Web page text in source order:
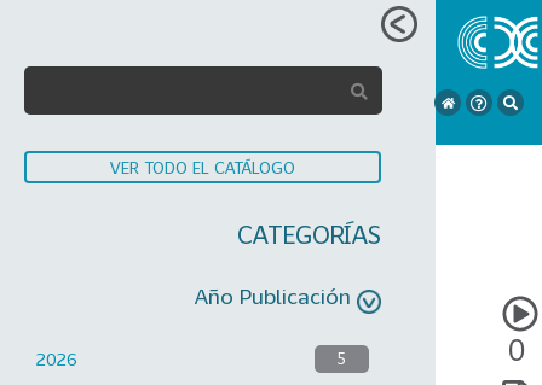
VER TODO EL CATÁLOGO
CATEGORÍAS
Año Publicación
2026 5 0